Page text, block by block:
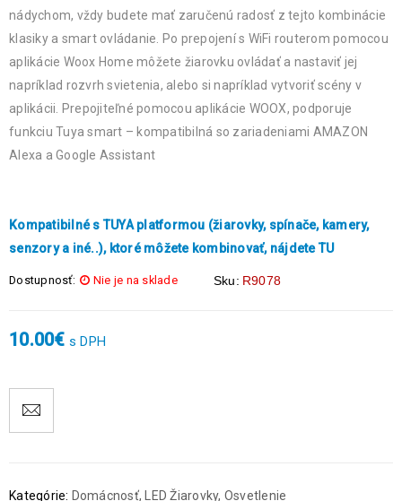
nádychom, vždy budete mať zaručenú radosť z tejto kombinácie
klasiky a smart ovládanie. Po prepojení s WiFi routerom pomocou
aplikácie Woox Home môžete žiarovku ovládať a nastaviť jej
napríklad rozvrh svietenia, alebo si napríklad vytvoriť scény v
aplikácii. Prepojiteľné pomocou aplikácie WOOX, podporuje
funkciu Tuya smart – kompatibilná so zariadeniami AMAZON
Alexa a Google Assistant
Kompatibilné s TUYA platformou (žiarovky, spínače, kamery,
senzory a iné..), ktoré môžete kombinovať, nájdete TU
Dostupnosť: Nie je na sklade Sku: R9078
10.00€ s DPH
Kategórie: Domácnosť, LED Žiarovky, Osvetlenie